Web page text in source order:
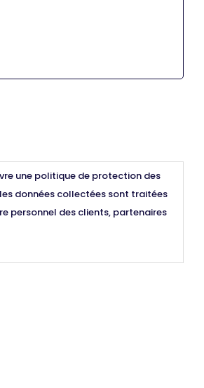
une politique de protection des
données collectées sont traitées
personnel des clients, partenaires